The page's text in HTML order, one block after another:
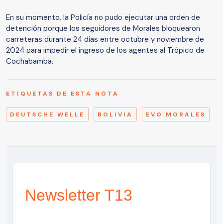
En su momento, la Policía no pudo ejecutar una orden de
detención porque los seguidores de Morales bloquearon
carreteras durante 24 días entre octubre y noviembre de
2024 para impedir el ingreso de los agentes al Trópico de
Cochabamba.
ETIQUETAS DE ESTA NOTA
DEUTSCHE WELLE BOLIVIA EVO MORALES
Newsletter T13